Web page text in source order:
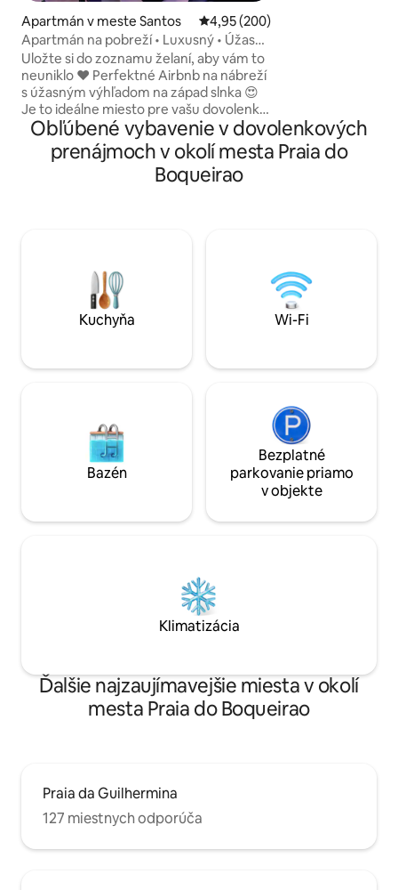
Apartmán v meste Santos Priemerné ohodnotenie 4,95 z
4,95 (200)
Apartmán na pobreží • Luxusný • Úžasný
výhľad na more!
Uložte si do zoznamu želaní, aby vám to
neuniklo ❤️ Perfektné Airbnb na nábreží
s úžasným výhľadom na západ slnka 😍
Je to ideálne miesto pre vašu dovolenku
🏖️ Nachádzame sa na najlepšom a
najvyššom mieste na nábreží! 2
vyhrievané bazény, Obývačka s
raňajkami cez víkendy, Posilňovňa, 2
neuveriteľný výhľad na pobrežie, západ
slnka a hory.
toho najlepšieho,
Obľúbené vybavenie v dovolenkových
prenájmoch v okolí mesta Praia do
Boqueirao
Kuchyňa Wi-Fi
Bazén
Bezplatné
parkovanie priamo
v objekte
Klimatizácia
Ďalšie najzaujímavejšie miesta v okolí
mesta Praia do Boqueirao
Praia da Guilhermina
127 miestnych odporúča